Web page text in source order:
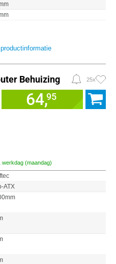
Behuizing 25x
64,95
werkdag (maandag)
ATX